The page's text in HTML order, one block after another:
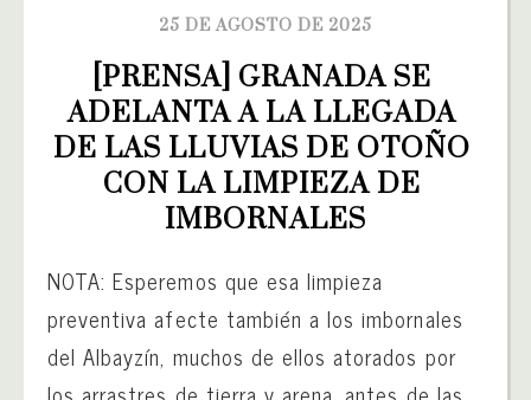
25 DE AGOSTO DE 2025
[PRENSA] GRANADA SE
ADELANTA A LA LLEGADA
DE LAS LLUVIAS DE OTOÑO
CON LA LIMPIEZA DE
IMBORNALES
NOTA: Esperemos que esa limpieza
preventiva afecte también a los imbornales
del Albayzín, muchos de ellos atorados por